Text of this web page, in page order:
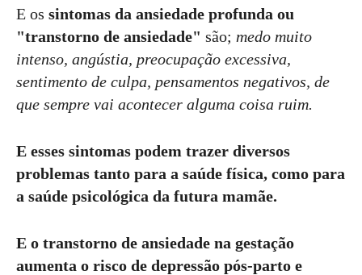
E os sintomas da ansiedade profunda ou
"transtorno de ansiedade" são; medo muito
intenso, angústia, preocupação excessiva,
sentimento de culpa, pensamentos negativos, de
que sempre vai acontecer alguma coisa ruim.
E esses sintomas podem trazer diversos
problemas tanto para a saúde física, como para
a saúde psicológica da futura mamãe.
E o transtorno de ansiedade na gestação
aumenta o risco de depressão pós-parto e